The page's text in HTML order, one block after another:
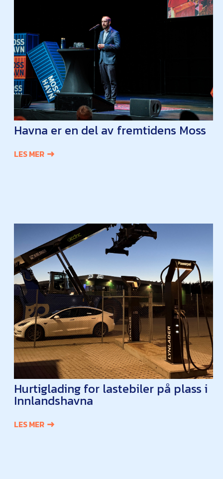
Havna er en del av fremtidens Moss
LES MER
Hurtiglading for lastebiler på plass i
Innlandshavna
LES MER